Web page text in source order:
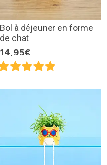
Bol à déjeuner en forme
de chat
14,95€